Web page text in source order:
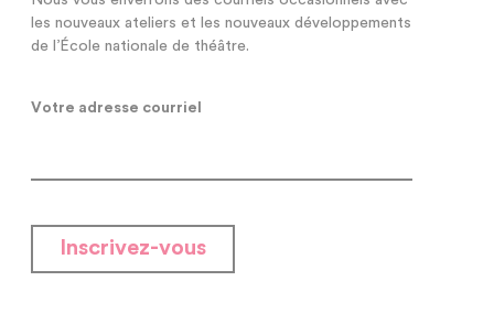
les nouveaux ateliers et les nouveaux développements
de l’École nationale de théâtre.
Votre adresse courriel
Inscrivez-vous